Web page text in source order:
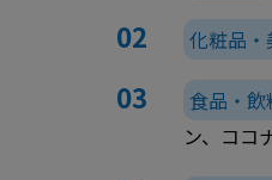
化粧品・
食品・飲
ン、ココ